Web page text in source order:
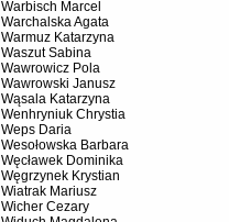
Warbisch Marcel
Warchalska Agata
Warmuz Katarzyna
Waszut Sabina
Wawrowicz Pola
Wawrowski Janusz
Wąsala Katarzyna
Wenhryniuk Chrystia
Weps Daria
Wesołowska Barbara
Węcławek Dominika
Węgrzynek Krystian
Wiatrak Mariusz
Wicher Cezary